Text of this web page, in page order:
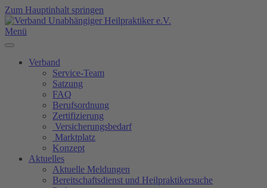
Zum Hauptinhalt springen
Menü
Verband
Service-Team
Satzung
FAQ
Berufsordnung
Zertifizierung
Versicherungsbedarf
Marktplatz
Konzept
Aktuelles
Aktuelle Meldungen
Bereitschaftsdienst und Heilpraktikersuche